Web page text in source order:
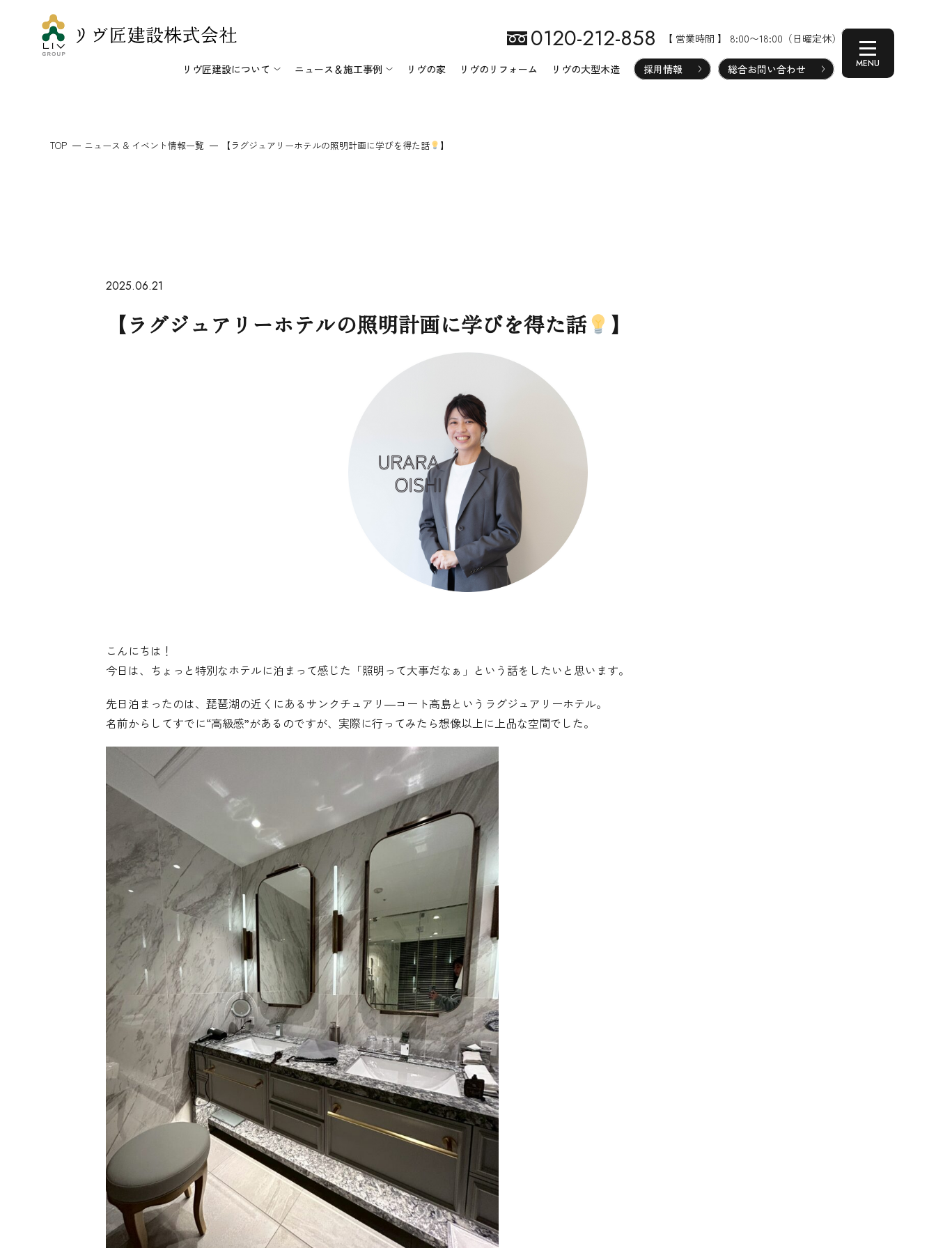
リヴ匠建設について
リヴ匠建設について
ニュース＆施工事例
ニュース一覧
リヴの家 リヴのリフォーム リヴの大型木造 採用情報 総合お問い合わせ
0120-212-858 【 営業時間 】 8:00〜18:00（日曜定休）
TOP ニュース & イベント情報一覧 【ラグジュアリーホテルの照明計画に学びを得た話 】
2025.06.21
【ラグジュアリーホテルの照明計画に学びを得た話 】
こんにちは！
今日は、ちょっと特別なホテルに泊まって感じた「照明って大事だなぁ」という話をしたいと思います。
先日泊まったのは、琵琶湖の近くにあるサンクチュアリ―コート高島というラグジュアリーホテル。
名前からしてすでに“高級感”があるのですが、実際に行ってみたら想像以上に上品な空間でした。